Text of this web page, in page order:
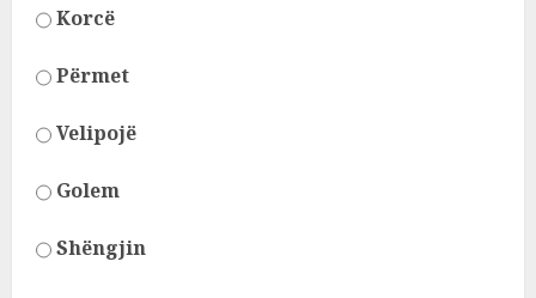
Korcë
Përmet
Velipojë
Golem
Shëngjin